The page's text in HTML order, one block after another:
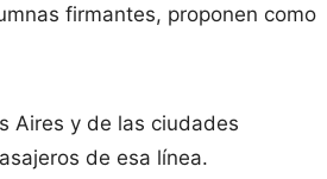
firmantes, proponen como
Aires y de las ciudades
de esa línea.